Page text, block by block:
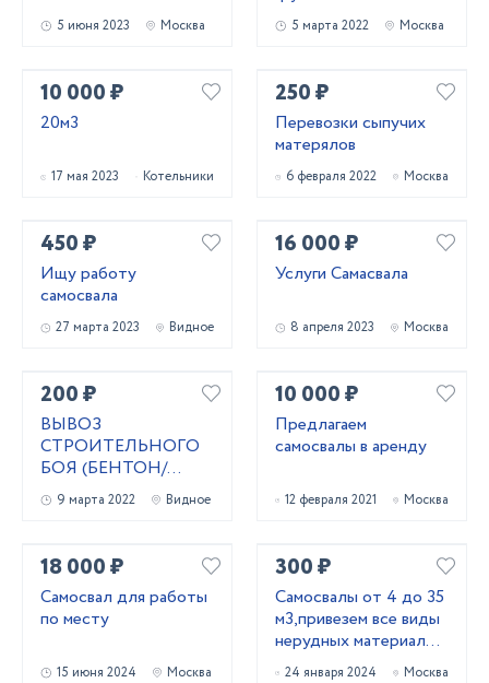
5 июня 2023 Москва 5 марта 2022 Москва
10 000 ₽
20м3
17 мая 2023 Котельники
250 ₽
Перевозки сыпучих
матерялов
6 февраля 2022 Москва
450 ₽
Ищу работу
самосвала
27 марта 2023 Видное
16 000 ₽
Услуги Самасвала
8 апреля 2023 Москва
200 ₽
ВЫВОЗ
СТРОИТЕЛЬНОГО
БОЯ (БЕНТОН/
КИРПИЧ/СКОЛ)
9 марта 2022 Видное
10 000 ₽
Предлагаем
самосвалы в аренду
12 февраля 2021 Москва
18 000 ₽
Самосвал для работы
по месту
15 июня 2024 Москва
300 ₽
Самосвалы от 4 до 35
м3,привезем все виды
нерудных материалов
и вывоз грун
24 января 2024 Москва